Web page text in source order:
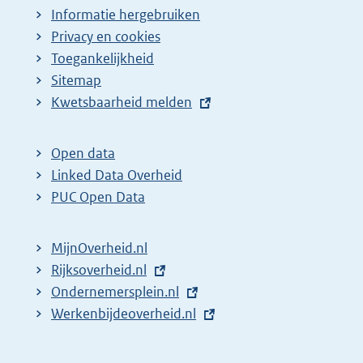
Informatie hergebruiken
Privacy en cookies
Toegankelijkheid
Sitemap
E
t
e
r
l
i
n
k
Kwetsbaarheid melden
Open data
Linked Data Overheid
PUC Open Data
MijnOverheid.nl
E
x
t
Rijksoverheid.nl
e
x
E
x
Ondernemersplein.nl
e
E
Werkenbijdeoverheid.nl